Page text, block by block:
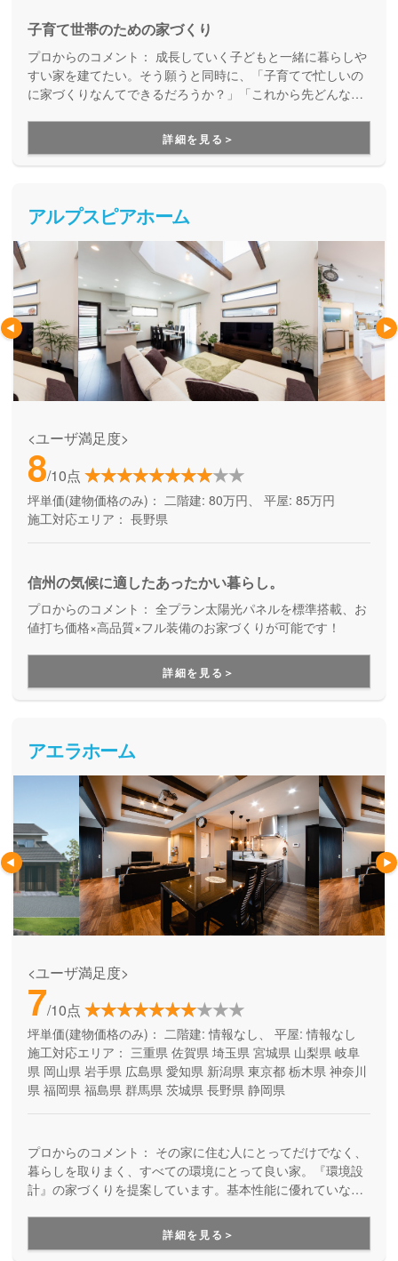
子育て世帯のための家づくり
プロからのコメント： 成長していく子どもと一緒に暮らしや
すい家を建てたい。そう願うと同時に、「子育てで忙しいの
に家づくりなんてできるだろうか？」「これから先どんな成
うか？」「子どもが大きくなるまでローンを払い続けられる
だろうか？」といった心配はありませんか？あったか子育て
応援住宅は、そんな子育て世代の家づくりに特化し、実績や
の家づくりを安心してお任せいただけます。
詳細を見る＞
アルプスピアホーム
<ユーザ満足度>
8/10点
坪単価(建物価格のみ)： 二階建: 80万円、 平屋: 85万円
施工対応エリア： 長野県
信州の気候に適したあったかい暮らし。
プロからのコメント： 全プラン太陽光パネルを標準搭載、お
値打ち価格×高品質×フル装備のお家づくりが可能です！
詳細を見る＞
アエラホーム
<ユーザ満足度>
7/10点
坪単価(建物価格のみ)： 二階建: 情報なし、 平屋: 情報なし
施工対応エリア： 三重県 佐賀県 埼玉県 宮城県 山梨県 岐阜
県 岡山県 岩手県 広島県 愛知県 新潟県 東京都 栃木県 神奈川
県 福岡県 福島県 群馬県 茨城県 長野県 静岡県
プロからのコメント： その家に住む人にとってだけでなく、
暮らしを取りまく、すべての環境にとって良い家。『環境設
計』の家づくりを提案しています。基本性能に優れていなが
で、そしてエコな住宅を提供しています。
詳細を見る＞